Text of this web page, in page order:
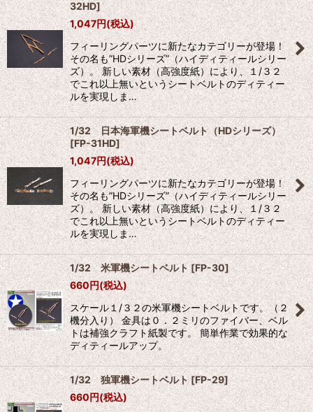
32HD]
1,047円(税込)
フィーリングパーツに新たなカテゴリーが登場！
その名も”HDシリーズ”（ハイディティールシリー
ズ）。 新しい素材（高強度紙）により、１/３２
でこれ以上無いというシートベルトのディティー
ルを実現しま…
1/32 日本海軍機シートベルト（HDシリーズ）
[FP-31HD]
1,047円(税込)
フィーリングパーツに新たなカテゴリーが登場！
その名も”HDシリーズ”（ハイディティールシリー
ズ）。 新しい素材（高強度紙）により、１/３２
でこれ以上無いというシートベルトのディティー
ルを実現しま…
1/32 米軍機シートベルト [FP-30]
660円(税込)
スケール１/３２の米軍機シートベルトです。（２
機分入り） 金具は０．２ミリのファイバー、ベル
トは補強クラフト紙製です。 簡単作業で効果的な
ディティールアップ。
1/32 独軍機シートベルト[FP-29]
660円(税込)